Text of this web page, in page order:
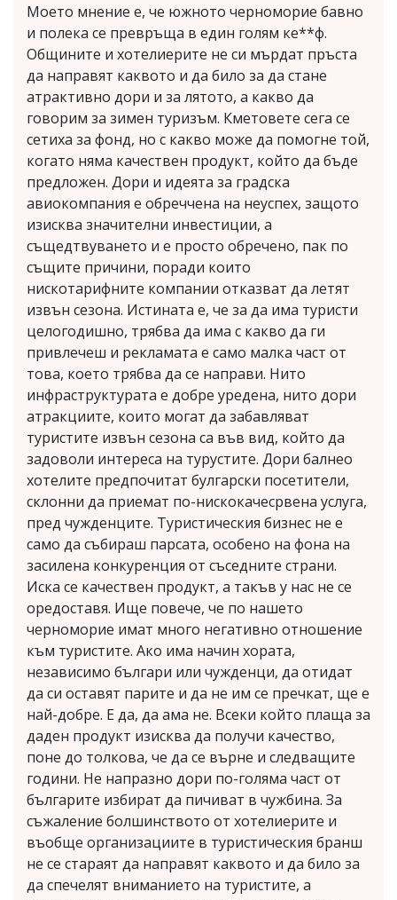
Моето мнение е, че южното черноморие бавно
и полека се превръща в един голям ке**ф.
Общините и хотелиерите не си мърдат пръста
да направят каквото и да било за да стане
атрактивно дори и за лятото, а какво да
говорим за зимен туризъм. Кметовете сега се
сетиха за фонд, но с какво може да помогне той,
когато няма качествен продукт, който да бъде
предложен. Дори и идеята за градска
авиокомпания е обреччена на неуспех, защото
изисква значителни инвестиции, а
същедтвуването и е просто обречено, пак по
същите причини, поради които
нискотарифните компании отказват да летят
извън сезона. Истината е, че за да има туристи
целогодишно, трябва да има с какво да ги
привлечеш и рекламата е само малка част от
това, което трябва да се направи. Нито
инфраструктурата е добре уредена, нито дори
атракциите, които могат да забавляват
туристите извън сезона са във вид, който да
задоволи интереса на турустите. Дори балнео
хотелите предпочитат булгарски посетители,
склонни да приемат по-нискокачесрвена услуга,
пред чужденците. Туристическия бизнес не е
само да събираш парсата, особено на фона на
засилена конкуренция от съседните страни.
Иска се качествен продукт, а такъв у нас не се
оредоставя. Ище повече, че по нашето
черноморие имат много негативно отношение
към туристите. Ако има начин хората,
независимо българи или чужденци, да отидат
да си оставят парите и да не им се пречкат, ще е
най-добре. Е да, да ама не. Всеки който плаща за
даден продукт изисква да получи качество,
поне до толкова, че да се върне и следващите
години. Не напразно дори по-голяма част от
българите избират да пичиват в чужбина. За
съжаление болшинството от хотелиерите и
въобще организациите в туристическия бранш
не се стараят да направят каквото и да било за
да спечелят вниманието на туристите, а